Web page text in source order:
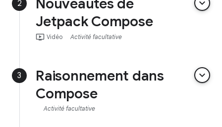
2
Nouveautés de
Jetpack Compose
keyboard_arrow_down
ondemand_video Vidéo Activité facultative
3
Raisonnement dans
Compose
keyboard_arrow_down
Activité facultative